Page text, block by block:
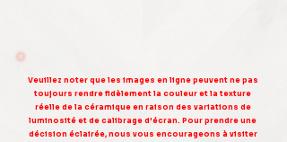
Veuillez noter que les images en ligne peuvent ne pas
toujours rendre fidèlement la couleur et la texture
réelle de la céramique en raison des variations de
luminosité et de calibrage d'écran. Pour prendre une
décision éclairée, nous vous encourageons à visiter